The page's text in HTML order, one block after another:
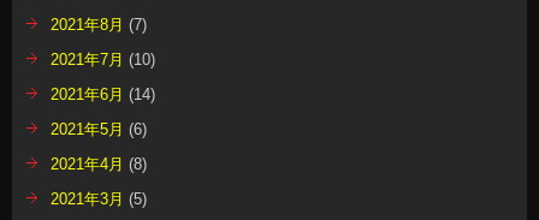
2021年8月 (7)
2021年7月 (10)
2021年6月 (14)
2021年5月 (6)
2021年4月 (8)
2021年3月 (5)